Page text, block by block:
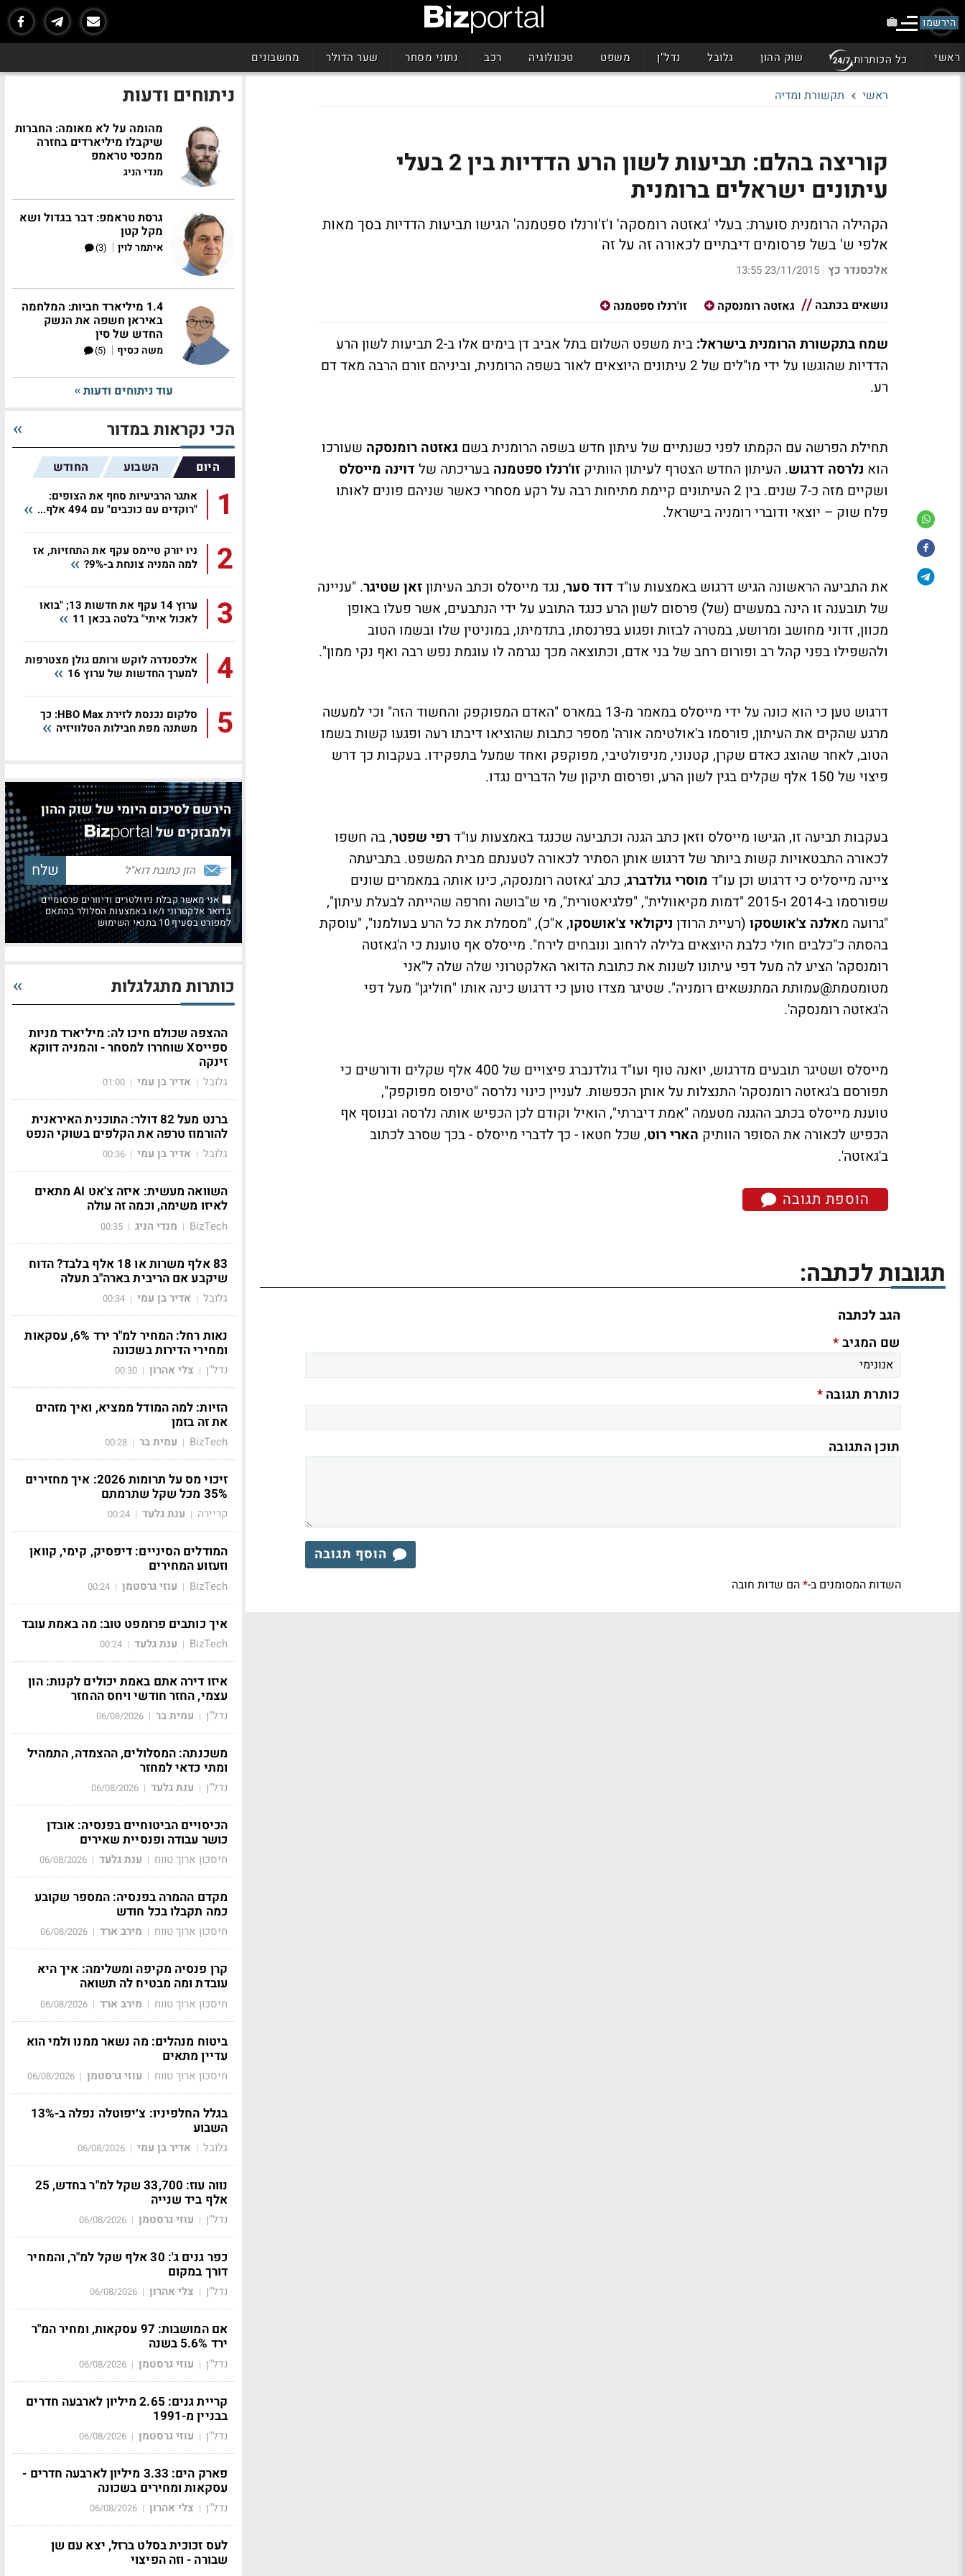
הירשמו
ראשי כל הכותרות שוק ההון גלובל נדל"ן משפט טכנולוגיה רכב נתוני מסחר שער הדולר מחשבונים
ראשי תקשורת ומדיה
קוריצה בהלם: תביעות לשון הרע הדדיות בין 2 בעלי
עיתונים ישראלים ברומנית
הקהילה הרומנית סוערת: בעלי 'גאזטה רומסקה' ו'ז'ורנלו ספטמנה' הגישו תביעות הדדיות בסך מאות
אלפי ש' בשל פרסומים דיבתיים לכאורה זה על זה
אלכסנדר כץ |
23/11/2015 13:55
נושאים בכתבה גאזטה רומנסקה זו'רנלו ספטמנה
שמח בתקשורת הרומנית בישראל:
בית משפט השלום בתל אביב דן בימים אלו ב-2 תביעות לשון הרע
הדדיות שהוגשו על ידי מו"לים של 2 עיתונים היוצאים לאור בשפה הרומנית, וביניהם זורם הרבה מאד דם
רע.
תחילת הפרשה עם הקמתו לפני כשנתיים של עיתון חדש בשפה הרומנית בשם גאזטה רומנסקה שעורכו
הוא נלרסה דרגוש. העיתון החדש הצטרף לעיתון הוותיק זו'רנלו ספטמנה בעריכתה של דוינה מייסלס
ושקיים מזה כ-7 שנים. בין 2 העיתונים קיימת מתיחות רבה על רקע מסחרי כאשר שניהם פונים לאותו
פלח שוק – יוצאי ודוברי רומניה בישראל.
את התביעה הראשונה הגיש דרגוש באמצעות עו"ד דוד סער, נגד מייסלס וכתב העיתוןזאן שטיגר. "עניינה
של תובענה זו הינה במעשים (של) פרסום לשון הרע כנגד התובע על ידי הנתבעים, אשר פעלו באופן
מכוון, זדוני מחושב ומרושע, במטרה לבזות ופגוע בפרנסתו, בתדמיתו, במוניטין שלו ובשמו הטוב
ולהשפילו בפני קהל רב ופורום רחב של בני אדם, וכתוצאה מכך נגרמה לו עוגמת נפש רבה ואף נקי ממון".
דרגוש טען כי הוא כונה על ידי מייסלס במאמר מ-13 במארס "האדם המפוקפק והחשוד הזה" וכי למעשה
מרגע שהקים את העיתון, פורסמו ב'אולטימה אורה' מספר כתבות שהוציאו דיבתו רעה ופגעו קשות בשמו
הטוב, לאחר שהוצג כאדם שקרן, קטנוני, מניפולטיבי, מפוקפק ואחד שמעל בתפקידו. בעקבות כך דרש
פיצוי של 150 אלף שקלים בגין לשון הרע, ופרסום תיקון של הדברים נגדו.
בעקבות תביעה זו, הגישו מייסלס וזאן כתב הגנה וכתביעה שכנגד באמצעות עו"דרפי שפטר, בה חשפו
לכאורה התבטאויות קשות ביותר של דרגוש אותן הסתיר לכאורה לטענתם מבית המשפט. בתביעתה
ציינה מייסליס כי דרגוש וכן עו"ד מוסרי גולדברג, כתב 'גאזטה רומנסקה, כינו אותה במאמרים שונים
שפורסמו ב-2014 ו-2015 "דמות מקיאוולית", "פלגיאטורית", מי ש"בושה וחרפה שהייתה לבעלת עיתון",
"גרועה מאלנה צ'אושסקו (רעיית הרודן ניקולאי צ'אושסקו, א"כ), "מסמלת את כל הרע בעולמנו", "עוסקת
בהסתה כ"כלבים חולי כלבת היוצאים בלילה לרחוב ונובחים לירח". מייסלס אף טוענת כי ה'גאזטה
רומנסקה' הציע לה מעל דפי עיתונו לשנות את כתובת הדואר האלקטרוני שלה שלה ל"אני
מטומטמת@עמותת המתנשאים רומניה". שטיגר מצדו טוען כי דרגוש כינה אותו "חוליגן" מעל דפי
ה'גאזטה רומנסקה'.
מייסלס ושטיגר תובעים מדרגוש, יואנה טוף ועו"ד גולדנברג פיצויים של 400 אלף שקלים ודורשים כי
תפורסם ב'גאזטה רומנסקה' התנצלות על אותן הכפשות. לעניין כינוי נלרסה "טיפוס מפוקפק",
טוענת מייסלס בכתב ההגנה מטעמה "אמת דיברתי", הואיל וקודם לכן הכפיש אותה נלרסה ובנוסף אף
הכפיש לכאורה את הסופר הוותיק הארי רוט, שכל חטאו - כך לדברי מייסלס - בכך שסרב לכתוב
ב'גאזטה'.
הוספת תגובה
תגובות לכתבה:
הגב לכתבה
שם המגיב*
כותרת תגובה*
תוכן התגובה
הוסף תגובה
השדות המסומנים ב-*הם שדות חובה
ניתוחים ודעות
מהומה על לא מאומה: החברות
שיקבלו מיליארדים בחזרה
ממכסי טראמפ
מנדי הניג
גרסת טראמפ: דבר בגדול ושא
מקל קטן
איתמר לוין |
(3)
1.4 מיליארד חביות: המלחמה
באיראן חשפה את הנשק
החדש של סין
משה כסיף |
(5)
עוד ניתוחים ודעות
הכי נקראות במדור
היום השבוע החודש
1
אתגר הרביעיות סחף את הצופים:
"רוקדים עם כוכבים" עם 494 אלף...
2
ניו יורק טיימס עקף את התחזיות, אז
למה המניה צונחת ב-9%?
3
ערוץ 14 עקף את חדשות 13; "בואו
לאכול איתי" בלטה בכאן 11
4
אלכסנדרה לוקש ורותם גולן מצטרפות
למערך החדשות של ערוץ 16
5
סלקום נכנסת לזירת HBO Max: כך
משתנה מפת חבילות הטלוויזיה
הירשם לסיכום היומי של שוק ההון
ולמבזקים של
אני מאשר קבלת ניוזלטרים ודיוורים פרסומיים
בדואר אלקטרוני ו/או באמצעות הסלולר בהתאם
למפורט בסעיף 10 בתנאי השימוש
כותרות מתגלגלות
ההצפה שכולם חיכו לה: מיליארד מניות
ספייסX שוחררו למסחר - והמניה דווקא
זינקה
גלובל | אדיר בן עמי |
01:00
ברנט מעל 82 דולר: התוכנית האיראנית
להורמוז טרפה את הקלפים בשוקי הנפט
גלובל | אדיר בן עמי |
00:36
השוואה מעשית: איזה צ'אט AI מתאים
לאיזו משימה, וכמה זה עולה
BizTech
| מנדי הניג |
00:35
83 אלף משרות או 18 אלף בלבד? הדוח
שיקבע אם הריבית בארה"ב תעלה
גלובל | אדיר בן עמי |
00:34
נאות רחל: המחיר למ"ר ירד 6%, עסקאות
ומחירי הדירות בשכונה
נדל"ן | צלי אהרון |
00:30
הזיות: למה המודל ממציא, ואיך מזהים
את זה בזמן
BizTech
| עמית בר |
00:28
זיכוי מס על תרומות 2026: איך מחזירים
35% מכל שקל שתרמתם
קריירה | ענת גלעד |
00:24
המודלים הסיניים: דיפסיק, קימי, קוואן
וזעזוע המחירים
BizTech
| עוזי גרסטמן |
00:24
איך כותבים פרומפט טוב: מה באמת עובד
BizTech
| ענת גלעד |
00:24
איזו דירה אתם באמת יכולים לקנות: הון
עצמי, החזר חודשי ויחס ההחזר
נדל"ן | עמית בר |
06/08/2026
משכנתה: המסלולים, ההצמדה, התמהיל
ומתי כדאי למחזר
נדל"ן | ענת גלעד |
06/08/2026
הכיסויים הביטוחיים בפנסיה: אובדן
כושר עבודה ופנסיית שאירים
חיסכון ארוך טווח | ענת גלעד |
06/08/2026
מקדם ההמרה בפנסיה: המספר שקובע
כמה תקבלו בכל חודש
חיסכון ארוך טווח | מירב ארד |
06/08/2026
קרן פנסיה מקיפה ומשלימה: איך היא
עובדת ומה מבטיח לה תשואה
חיסכון ארוך טווח | מירב ארד |
06/08/2026
ביטוח מנהלים: מה נשאר ממנו ולמי הוא
עדיין מתאים
חיסכון ארוך טווח | עוזי גרסטמן |
06/08/2026
בגלל החלפיניו: צ׳יפוטלה נפלה ב-13%
השבוע
גלובל | אדיר בן עמי |
06/08/2026
נווה עוז: 33,700 שקל למ"ר בחדש, 25
אלף ביד שנייה
נדל"ן | עוזי גרסטמן |
06/08/2026
כפר גנים ג': 30 אלף שקל למ"ר, והמחיר
דורך במקום
נדל"ן | צלי אהרון |
06/08/2026
אם המושבות: 97 עסקאות, ומחיר המ"ר
ירד 5.6% בשנה
נדל"ן | עוזי גרסטמן |
06/08/2026
קריית גנים: 2.65 מיליון לארבעה חדרים
בבניין מ-1991
נדל"ן | עוזי גרסטמן |
06/08/2026
פארק הים: 3.33 מיליון לארבעה חדרים -
עסקאות ומחירים בשכונה
נדל"ן | צלי אהרון |
06/08/2026
לעס זכוכית בסלט ברזל, יצא עם שן
שבורה - וזה הפיצוי